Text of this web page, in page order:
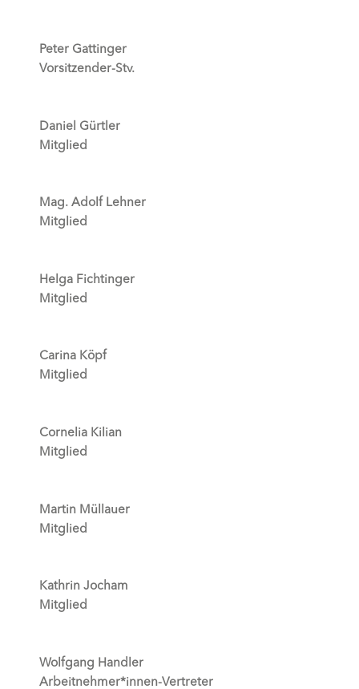
Peter Gattinger
Vorsitzender-Stv.
Daniel Gürtler
Mitglied
Mag. Adolf Lehner
Mitglied
Helga Fichtinger
Mitglied
Carina Köpf
Mitglied
Cornelia Kilian
Mitglied
Martin Müllauer
Mitglied
Kathrin Jocham
Mitglied
Wolfgang Handler
Arbeitnehmer*innen-Vertreter